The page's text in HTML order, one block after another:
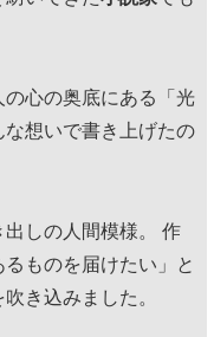
心の奥底にある「光
想いで書き上げたの
しの人間模様。 作
ものを届けたい」と
き込みました。